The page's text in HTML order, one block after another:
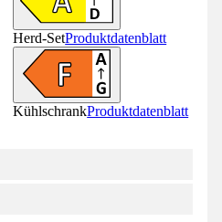
Herd-SetProduktdatenblatt
KühlschrankProduktdatenblatt